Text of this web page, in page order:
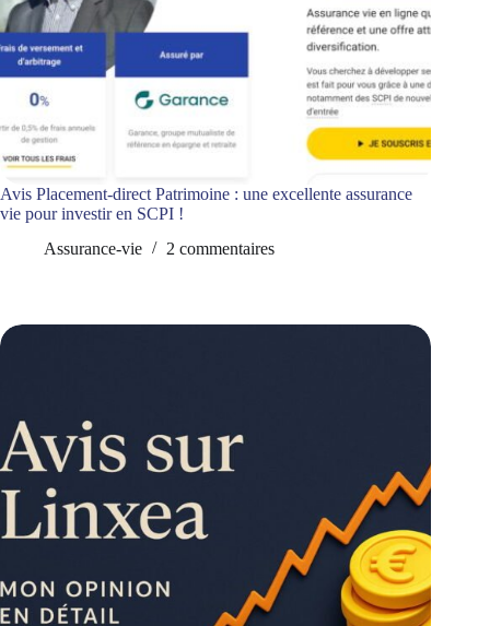
Avis Placement-direct Patrimoine : une excellente assurance
vie pour investir en SCPI !
Assurance-vie
2 commentaires